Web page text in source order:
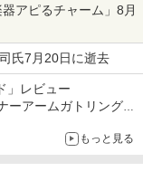
アピるチャーム」8月
氏7月20日に逝去
」レビュー
ーアームガトリングの
もっと見る